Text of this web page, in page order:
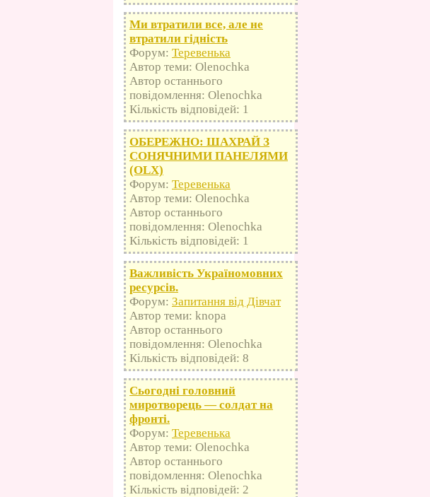
Ми втратили все, але не
втратили гідність
Форум: Теревенька
Автор теми: Olenochka
Автор останнього
повідомлення: Olenochka
Кількість відповідей: 1
ОБЕРЕЖНО: ШАХРАЙ З
СОНЯЧНИМИ ПАНЕЛЯМИ
(OLX)
Форум: Теревенька
Автор теми: Olenochka
Автор останнього
повідомлення: Olenochka
Кількість відповідей: 1
Важливість Україномовних
ресурсів.
Форум: Запитання від Дівчат
Автор теми: knopa
Автор останнього
повідомлення: Olenochka
Кількість відповідей: 8
Сьогодні головний
миротворець — солдат на
фронті.
Форум: Теревенька
Автор теми: Olenochka
Автор останнього
повідомлення: Olenochka
Кількість відповідей: 2